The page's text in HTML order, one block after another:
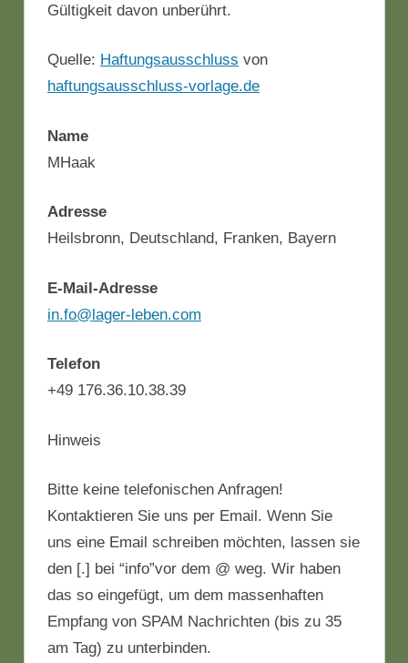
Gültigkeit davon unberührt.
Quelle: Haftungsausschluss von
haftungsausschluss-vorlage.de
Name
MHaak
Adresse
Heilsbronn, Deutschland, Franken, Bayern
E-Mail-Adresse
in.fo@lager-leben.com
Telefon
+49 176.36.10.38.39
Hinweis
Bitte keine telefonischen Anfragen!
Kontaktieren Sie uns per Email. Wenn Sie
uns eine Email schreiben möchten, lassen sie
den [.] bei “info”vor dem @ weg. Wir haben
das so eingefügt, um dem massenhaften
Empfang von SPAM Nachrichten (bis zu 35
am Tag) zu unterbinden.